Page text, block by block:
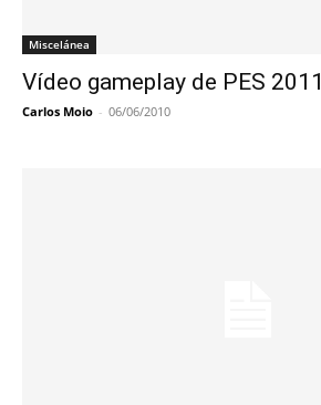
Miscelánea
Vídeo gameplay de PES 2011
Carlos Moio - 06/06/2010